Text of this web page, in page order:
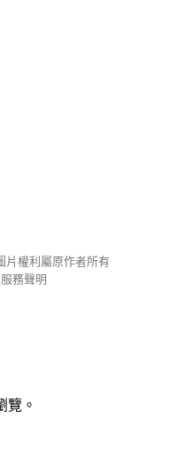
片權利屬原作者所有
服務聲明
覽。